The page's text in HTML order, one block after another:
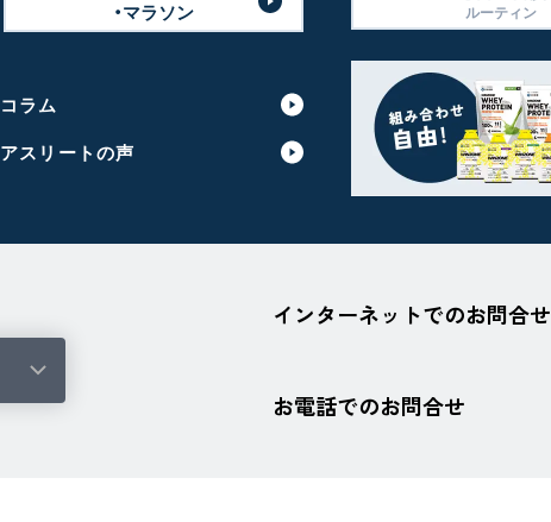
・マラソン
ルーティン
コラム
アスリートの声
インターネットでのお問合せ
お電話でのお問合せ